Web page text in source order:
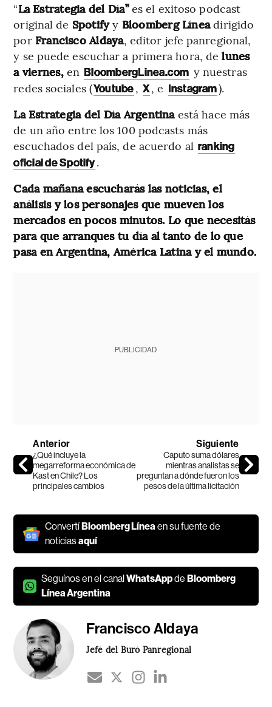
“La Estrategia del Día”es el exitoso podcast
original de Spotifyy Bloomberg Líneadirigido
por Francisco Aldaya, editor jefe panregional,
y se puede escuchar a primera hora, delunes
a viernes,en BloombergLinea.com y nuestras
redes sociales (Youtube, X, e Instagram).
La Estrategia del Día Argentinaestá hace más
de un año entre los 100 podcasts más
escuchados del país, de acuerdo al ranking
oficial de Spotify.
Cada mañana escucharás las noticias, el
análisis y los personajes que mueven los
mercados en pocos minutos. Lo que necesitás
para que arranques tu día al tanto de lo que
pasa en Argentina, América Latina y el mundo.
PUBLICIDAD
Anterior
¿Qué incluye la
megarreforma económica de
Kast en Chile? Los
principales cambios
Siguiente
Caputo suma dólares
mientras analistas se
preguntan a dónde fueron los
pesos de la última licitación
Convertí Bloomberg Líneaen su fuente de
noticiasaquí
Seguínos en el canalWhatsAppde Bloomberg
Línea Argentina
Francisco Aldaya
Jefé del Buró Panregional